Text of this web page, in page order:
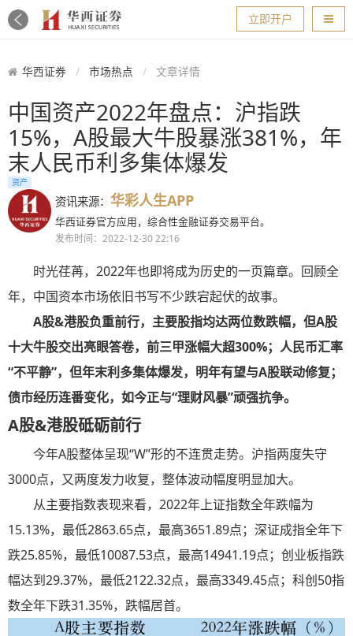
导航
立即开户
华西证券 市场热点 文章详情
中国资产2022年盘点：沪指跌
15%，A股最大牛股暴涨381%，年
末人民币利多集体爆发
资产
资讯来源： 华彩人生APP
华西证券官方应用，综合性金融证券交易平台。
发布时间：2022-12-30 22:16
时光荏苒，2022年也即将成为历史的一页篇章。回顾全
年，中国资本市场依旧书写不少跌宕起伏的故事。
A股&港股负重前行，主要股指均达两位数跌幅，但A股
十大牛股交出亮眼答卷，前三甲涨幅大超300%；人民币汇率
“不平静”，但年末利多集体爆发， 明年有望与A股联动修复；
债市经历连番变化，如今正与“理财风暴”顽强抗争。
A股&港股砥砺前行
今年A股整体呈现“W”形的不连贯走势。沪指两度失守
3000点，又两度发力收复，整体波动幅度明显加大。
从主要指数表现来看，2022年上证指数全年跌幅为
15.13%，最低2863.65点，最高3651.89点；深证成指全年下
跌25.85%，最低10087.53点，最高14941.19点；创业板指跌
幅达到29.37%，最低2122.32点，最高3349.45点；科创50指
数全年下跌31.35%，跌幅居首。